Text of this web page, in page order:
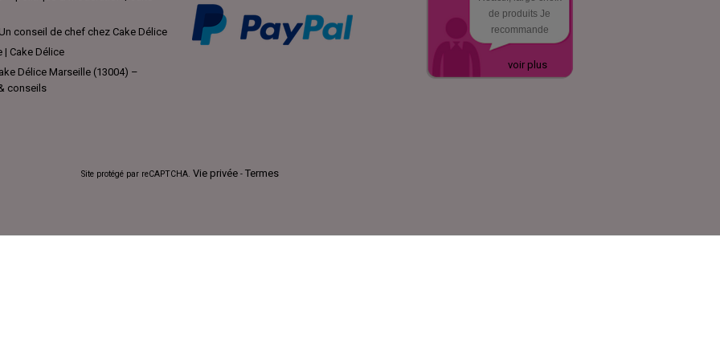
conseil de chef chez Cake Délice
| Cake Délice
Délice Marseille (13004) –
conseils
de produits Je
recommande
voir plus
Site protégé par reCAPTCHA. Vie privée - Termes